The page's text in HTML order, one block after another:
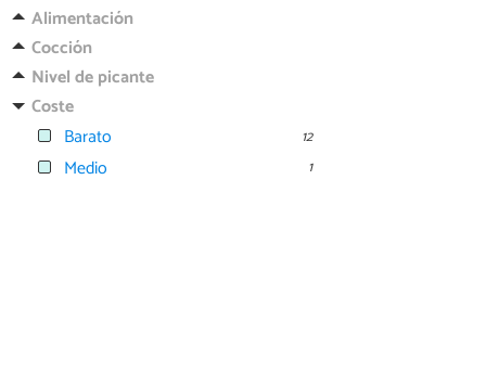
Alimentación
Cocción
Nivel de picante
Coste
Barato
12
Medio 1